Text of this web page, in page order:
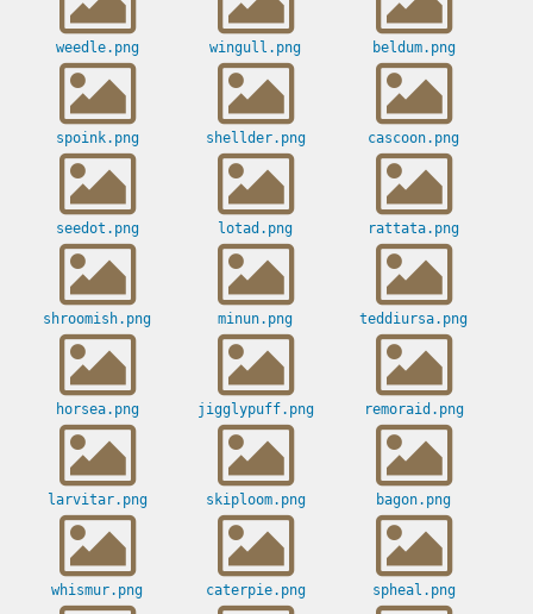
weedle.png wingull.png beldum.png
spoink.png shellder.png cascoon.png
seedot.png lotad.png rattata.png
shroomish.png minun.png teddiursa.png
horsea.png jigglypuff.png remoraid.png
larvitar.png skiploom.png bagon.png
whismur.png caterpie.png spheal.png